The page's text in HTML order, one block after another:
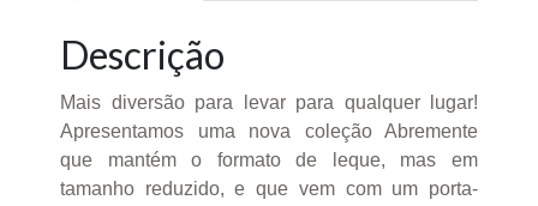
Descrição
Mais diversão para levar para qualquer lugar!
Apresentamos uma nova coleção Abremente
que mantém o formato de leque, mas em
tamanho reduzido, e que vem com um porta-